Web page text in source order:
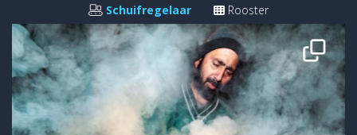
Schuifregelaar Rooster